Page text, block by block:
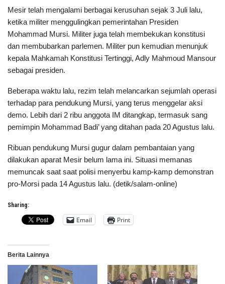
Mesir telah mengalami berbagai kerusuhan sejak 3 Juli lalu,
ketika militer menggulingkan pemerintahan Presiden
Mohammad Mursi. Militer juga telah membekukan konstitusi
dan membubarkan parlemen. Militer pun kemudian menunjuk
kepala Mahkamah Konstitusi Tertinggi, Adly Mahmoud Mansour
sebagai presiden.
Beberapa waktu lalu, rezim telah melancarkan sejumlah operasi
terhadap para pendukung Mursi, yang terus menggelar aksi
demo. Lebih dari 2 ribu anggota IM ditangkap, termasuk sang
pemimpin Mohammad Badi’ yang ditahan pada 20 Agustus lalu.
Ribuan pendukung Mursi gugur dalam pembantaian yang
dilakukan aparat Mesir belum lama ini. Situasi memanas
memuncak saat saat polisi menyerbu kamp-kamp demonstran
pro-Morsi pada 14 Agustus lalu. (detik/salam-online)
Sharing:
Email Print
Berita Lainnya